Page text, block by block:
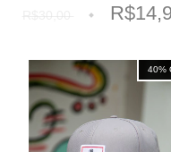
R$30,00
40%